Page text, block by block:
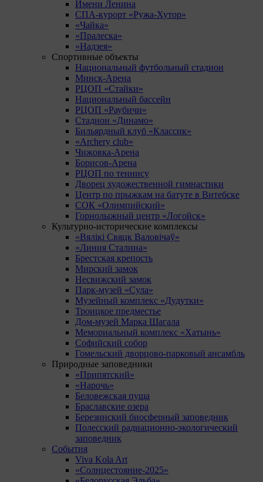
Имени Ленина
СПА-курорт «Ружа-Хутор»
«Чайка»
«Пралеска»
«Надзея»
Спортивные объекты
Национальный футбольный стадион
Минск-Арена
РЦОП «Стайки»
Национальный бассейн
РЦОП «Раубичи»
Стадион «Динамо»
Бильярдный клуб «Классик»
«Archery club»
Чижовка-Арена
Борисов-Арена
РЦОП по теннису
Дворец художественной гимнастики
Центр по прыжкам на батуте в Витебске
СОК «Олимпийский»
Горнолыжный центр «Логойск»
Культурно-исторические комплексы
«Вялікі Свяцк Валовічаў»
«Линия Сталина»
Брестская крепость
Мирский замок
Несвижский замок
Парк-музей «Сула»
Музейный комплекс «Дудутки»
Троицкое предместье
Дом-музей Марка Шагала
Мемориальный комплекс «Хатынь»
Софийский собор
Гомельский дворцово-парковый ансамбль
Природные заповедники
«Припятский»
«Нарочь»
Беловежская пуща
Браславские озера
Березинский биосферный заповедник
Полесский радиационно-экологический
заповедник
События
Viva Kola Art
«Солнцестояние-2025»